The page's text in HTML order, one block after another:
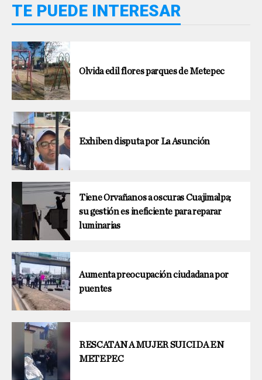
TE PUEDE INTERESAR
Olvida edil flores parques de Metepec
Exhiben disputa por La Asunción
Tiene Orvañanos a oscuras Cuajimalpa;
su gestión es ineficiente para reparar
luminarias
Aumenta preocupación ciudadana por
puentes
RESCATAN A MUJER SUICIDA EN
METEPEC